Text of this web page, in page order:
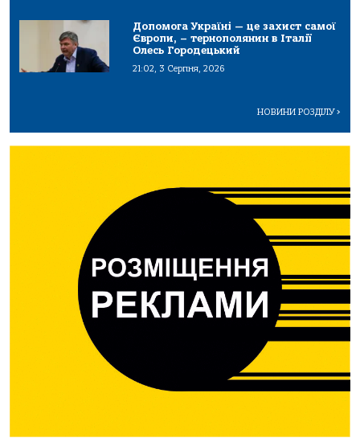
Допомога Україні — це захист самої
Європи, – тернополянин в Італії
Олесь Городецький
21:02, 3 Серпня, 2026
НОВИНИ РОЗДІЛУ>